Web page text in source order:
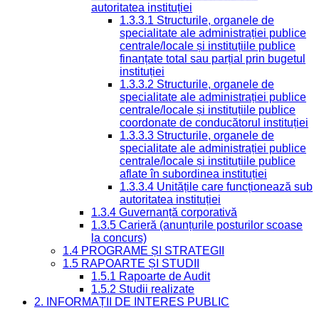
autoritatea instituției
1.3.3.1 Structurile, organele de
specialitate ale administrației publice
centrale/locale și instituțiile publice
finanțate total sau parțial prin bugetul
instituției
1.3.3.2 Structurile, organele de
specialitate ale administrației publice
centrale/locale și instituțiile publice
coordonate de conducătorul instituției
1.3.3.3 Structurile, organele de
specialitate ale administrației publice
centrale/locale și instituțiile publice
aflate în subordinea instituției
1.3.3.4 Unitățile care funcționează sub
autoritatea instituției
1.3.4 Guvernanță corporativă
1.3.5 Carieră (anunțurile posturilor scoase
la concurs)
1.4 PROGRAME ȘI STRATEGII
1.5 RAPOARTE ȘI STUDII
1.5.1 Rapoarte de Audit
1.5.2 Studii realizate
2. INFORMAȚII DE INTERES PUBLIC